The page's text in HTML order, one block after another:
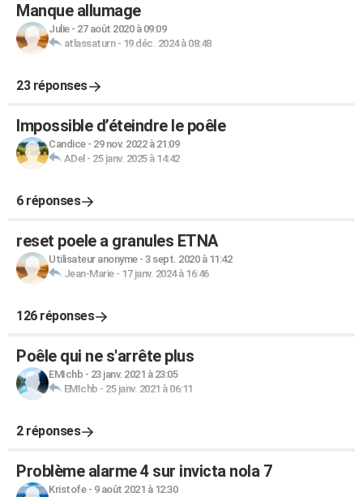
Manque allumage
Julie- 27 août 2020 à 09:09
atlassaturn- 19 déc. 2024 à 08:48
23 réponses
Impossible d’éteindre le poêle
Candice- 29 nov. 2022 à 21:09
ADel - 25 janv. 2025 à 14:42
6 réponses
reset poele a granules ETNA
Utilisateur anonyme- 3 sept. 2020 à 11:42
Jean-Marie- 17 janv. 2024 à 16:46
126 réponses
Poêle qui ne s'arrête plus
EMIchb - 23 janv. 2021 à 23:05
EMIchb - 25 janv. 2021 à 06:11
2 réponses
Problème alarme 4 sur invicta nola 7
Kristofe- 9 août 2021 à 12:30